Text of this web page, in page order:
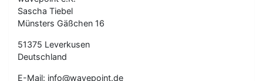
Sascha Tiebel
Münsters Gäßchen 16
51375 Leverkusen
Deutschland
E-Mail: info@wavepoint.de